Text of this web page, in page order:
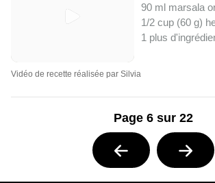
90 ml marsala
1/2 cup (60 g)
1 plus
Vidéo de recette réalisée par Silvia
Page 6 sur 22